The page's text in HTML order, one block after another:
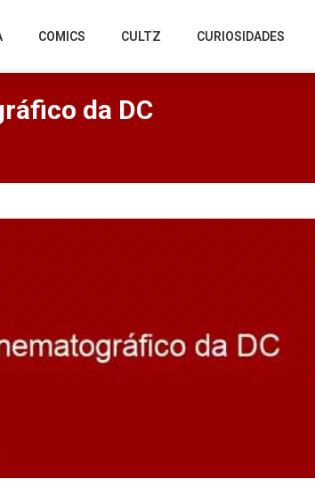
COMICS CULTZ CURIOSIDADES
da DC